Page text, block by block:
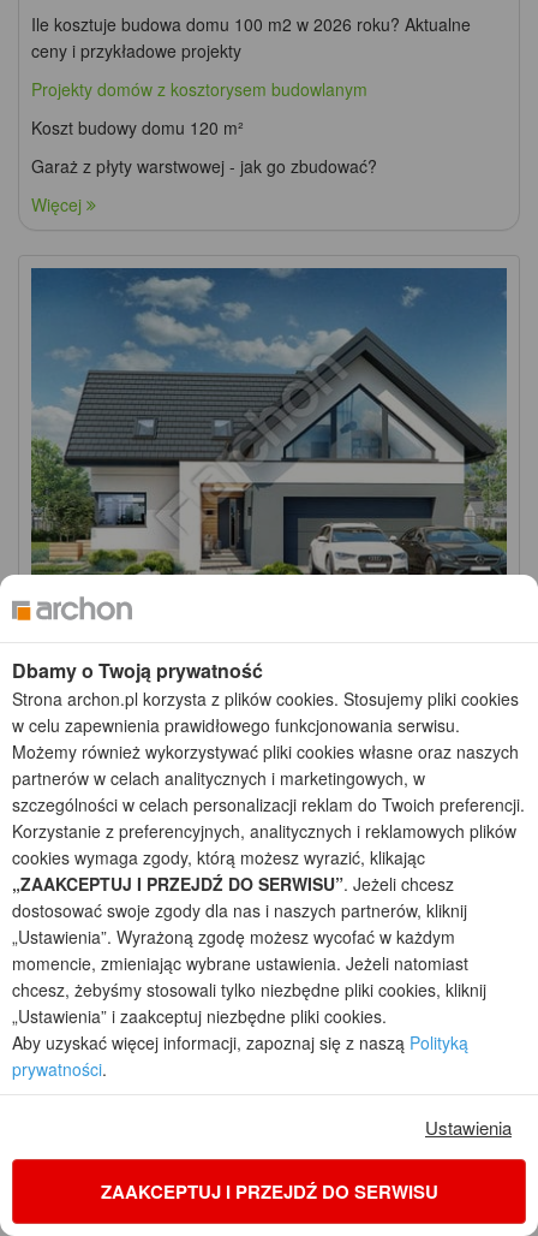
Ile kosztuje budowa domu 100 m2 w 2026 roku? Aktualne
ceny i przykładowe projekty
Projekty domów z kosztorysem budowlanym
Koszt budowy domu 120 m²
Garaż z płyty warstwowej - jak go zbudować?
Więcej
Wersja podstawowa
Dom w jaskierkach (G2E)
DOSTĘPNY
5 750,00 zł
(4 674,80 zł netto)
DO KOSZYKA
Społeczność ARCHON+
Pisz bloga
Forum
Filmy
Wybrane dla Ciebie projekty domów
Dbamy o Twoją prywatność
Strona archon.pl korzysta z plików cookies. Stosujemy pliki cookies
w celu zapewnienia prawidłowego funkcjonowania serwisu.
Możemy również wykorzystywać pliki cookies własne oraz naszych
partnerów w celach analitycznych i marketingowych, w
szczególności w celach personalizacji reklam do Twoich preferencji.
Korzystanie z preferencyjnych, analitycznych i reklamowych plików
cookies wymaga zgody, którą możesz wyrazić, klikając
„ZAAKCEPTUJ I PRZEJDŹ DO SERWISU”. Jeżeli chcesz
dostosować swoje zgody dla nas i naszych partnerów, kliknij
„Ustawienia”. Wyrażoną zgodę możesz wycofać w każdym
momencie, zmieniając wybrane ustawienia. Jeżeli natomiast
chcesz, żebyśmy stosowali tylko niezbędne pliki cookies, kliknij
„Ustawienia” i zaakceptuj niezbędne pliki cookies.
Aby uzyskać więcej informacji, zapoznaj się z naszą Polityką
prywatności.
Ustawienia
ZAAKCEPTUJ I PRZEJDŹ DO SERWISU